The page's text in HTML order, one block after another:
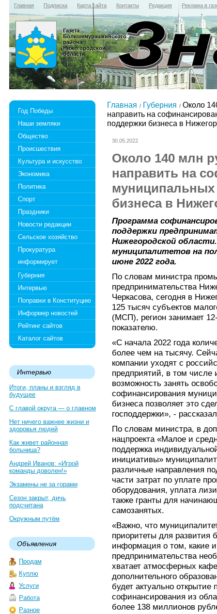
Главная Подписка Карта сайта Контакты Редакция Реклама в
Газета
Большемурашкинского
района
Нижегородской
области
Год Победы
Наши земляки
Общество
Происшествия
Культура и искусство
Экономика
Политика
Спорт
Праздники
Новости редакции
Сельское хозяйство
Прокуратура
информирует
Губерния
Интервью
Поправки в Конституцию
Информер новостей
Рейтинг сайтов
Каталог сайтов
Интервью
Итоги, планы и взгляд в
будущее
С главой округа — о главном
Нет ничего важнее жизни и
здоровья людей
Как живет районная
больница?
Андрей Иванов: «Игрой
команды доволен!»
Экзамены не за горами
Сезон закрыт, дичь
подсчитана
Окружным путём
Объявления
Продам
Куплю
Услуги
Работа
Разное
Главная Губерния
Около
направить на
поддержки бизнеса в
30.05.2022
Около 140 млн
направить на
бизнеса в
Программа
поддержки
Нижегородской
муниципалитетов на
июне 2022 года.
По словам министра
предпринимательства
Черкасова, сегодня в
125 тысяч субъектов
(МСП), регион занимает
показателю.
«С начала 2022 года
более чем на тысячу.
компании уходят с
предприятий, в том числе
возможность занять
софинансирования
бизнеса позволяет это
господдержки», -
По словам министра, в
нацпроекта «Малое и
поддержка
инициативы»
различные направления
части затрат по уплате
оборудования, уплата
также гранты для
самозанятых.
«Важно, что
приоритеты для развития
информация о том, какие
предпринимательства
хватает атмосферных
дополнительного
будет актуально
софинансирования из
более 138 миллионов